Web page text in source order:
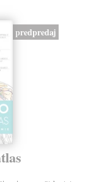
predpredaj